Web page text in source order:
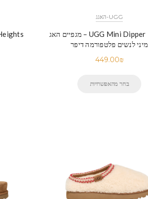
UGG-האגג
UGG Mini Dipper Puffer – מגפיים האג
מיני לנשים פלטפורמה דיפר
449.00₪
בחר מהאפשרויות